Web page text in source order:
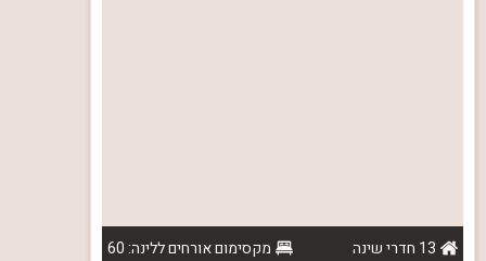
13 חדרי שינה
מקסימום אורחים ללינה: 60